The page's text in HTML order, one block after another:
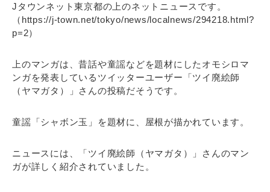
Jタウンネット東京都の上のネットニュースです。
（https://j-town.net/tokyo/news/localnews/294218.html?
p=2）
上のマンガは、昔話や童謡などを題材にしたオモシロマ
ンガを発表しているツイッターユーザー「ツイ廃絵師
（ヤマガタ）」さんの投稿だそうです。
童謡「シャボン玉」を題材に、屋根が描かれています。
ニュースには、「ツイ廃絵師（ヤマガタ）」さんのマン
ガが詳しく紹介されていました。